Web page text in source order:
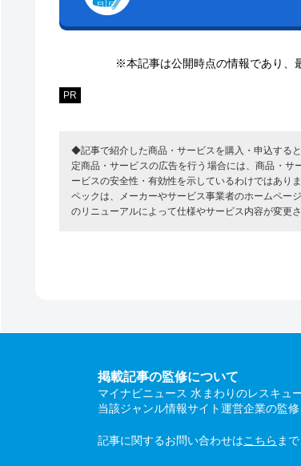
※本記事は公開時点の情報であり、
PR
◆記事で紹介した商品・サービスを購入・申込する
定商品・サービスの広告を行う場合には、商品・
ービスの安全性・有効性を示しているわけではあ
ペックは、メーカーやサービス事業者のホームペー
のリニューアルによって仕様やサービス内容が変更
掲載記事の監修について
マイナビニュース 水まわりのレスキュ
当該ジャンル情報サイト運営企業の監修
記事に関するお問い合わせはこちら まで